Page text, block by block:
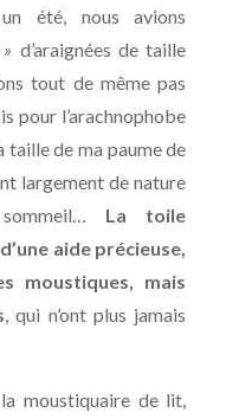
été, nous avions
d’araignées de taille
tout de même pas
pour l’arachnophobe
taille de ma paume de
largement de nature
La toile
aide précieuse,
moustiques, mais
, qui n’ont plus jamais
moustiquaire de lit,